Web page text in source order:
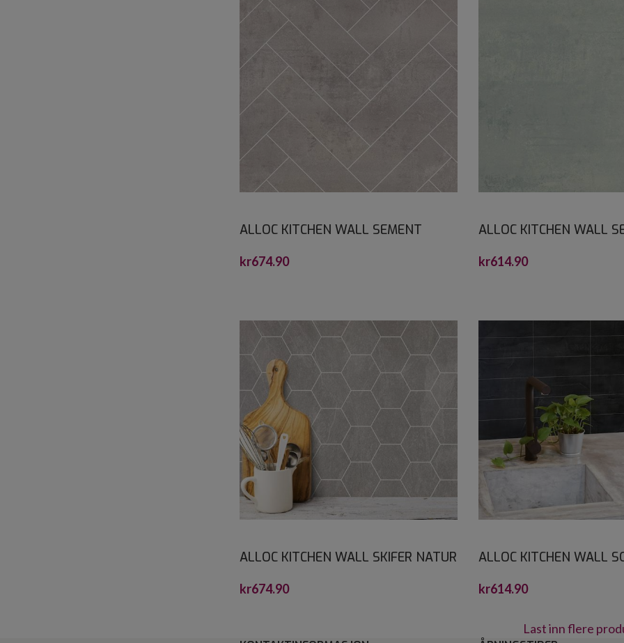
ALLOC KITCHEN WALL SEMENT
kr674.90
ALLOC KITCHEN WALL
kr614.90
ALLOC KITCHEN WALL SKIFER NATUR
kr674.90
ALLOC KITCHEN WALL
kr614.90
Last inn flere